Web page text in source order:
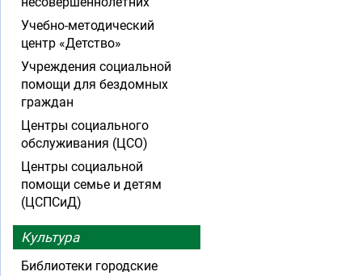
Учебно-методический
центр «Детство»
Учреждения социальной
помощи для бездомных
граждан
Центры социального
обслуживания (ЦСО)
Центры социальной
помощи семье и детям
(ЦСПСиД)
Культура
Библиотеки городские